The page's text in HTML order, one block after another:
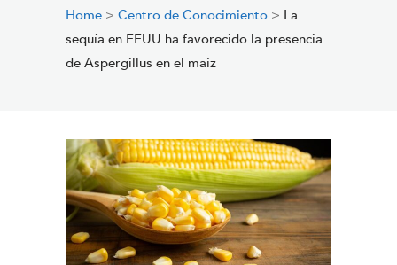
Home > Centro de Conocimiento > La
sequía en EEUU ha favorecido la presencia
de Aspergillus en el maíz